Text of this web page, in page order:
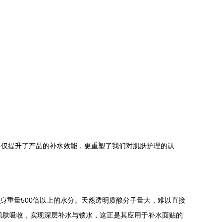
提升了产品的补水效能，更重塑了我们对肌肤护理的认
量500倍以上的水分。天然透明质酸分子量大，难以直接
吸收，实现深层补水与锁水，这正是其应用于补水面贴的